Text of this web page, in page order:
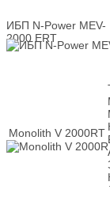
ИБП N-Power MEV-
2000 ERT
Monolith V 2000RT